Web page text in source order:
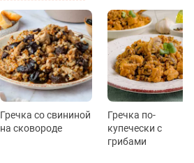
Гречка со свининой
на сковороде
Гречка по-
купечески с
грибами